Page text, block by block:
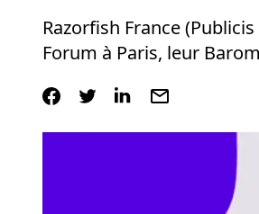
Razorfish France
Forum à Paris, leur